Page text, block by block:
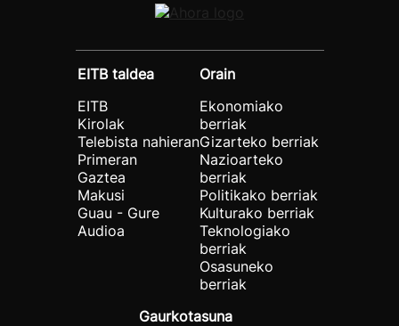
EITB taldea
EITB
Kirolak
Telebista nahieran
Primeran
Gaztea
Makusi
Guau - Gure
Audioa
Orain
Ekonomiako
berriak
Gizarteko berriak
Nazioarteko
berriak
Politikako berriak
Kulturako berriak
Teknologiako
berriak
Osasuneko
berriak
Gaurkotasuna